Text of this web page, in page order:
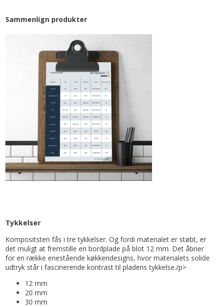
Sammenlign produkter
Tykkelser
Kompositsten fås i tre tykkelser. Og fordi materialet er støbt, er
det muligt at fremstille en bordplade på blot 12 mm. Det åbner
for en række enestående køkkendesigns, hvor materialets solide
udtryk står i fascinerende kontrast til pladens tykkelse./p>
12 mm
20 mm
30 mm